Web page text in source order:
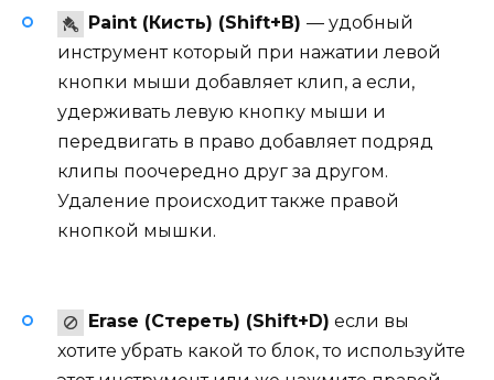
Paint (Кисть) (Shift+B) — удобный
инструмент который при нажатии левой
кнопки мыши добавляет клип, а если,
удерживать левую кнопку мыши и
передвигать в право добавляет подряд
клипы поочередно друг за другом.
Удаление происходит также правой
кнопкой мышки.
Erase (Стереть) (Shift+D) если вы
хотите убрать какой то блок, то используйте